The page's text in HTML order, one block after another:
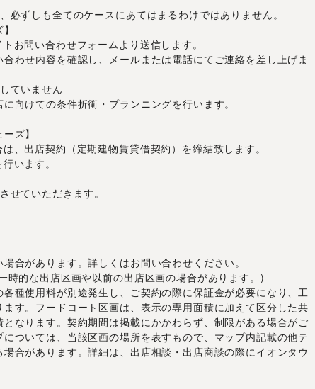
必ずしも全てのケースにあてはまるわけではありません。
お問い合わせフォームより送信します。
わせ内容を確認し、メールまたは電話にてご連絡を差し上げま
ていません
向けての条件折衝・プランニングを行います。
ズ】
、出店契約（定期建物賃貸借契約）を締結致します。
います。
せていただきます。
合があります。詳しくはお問い合わせください。
時的な出店区画や以前の出店区画の場合があります。)
種使用料が別途発生し、ご契約の際に保証金が必要になり、工
す。フードコート区画は、表示の専用面積に加えて区分した共
なります。契約期間は掲載にかかわらず、制限がある場合がご
ついては、当該区画の場所を表すもので、マップ内記載の他テ
合があります。詳細は、出店相談・出店商談の際にイオンタウ